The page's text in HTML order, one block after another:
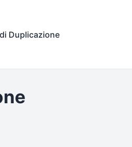
Duplicazione